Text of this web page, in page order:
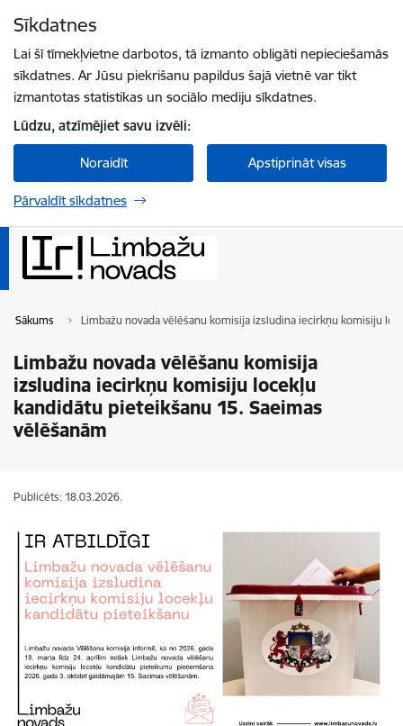
Sīkdatnes
Lai šī tīmekļvietne darbotos, tā izmanto obligāti nepieciešamās
sīkdatnes. Ar Jūsu piekrišanu papildus šajā vietnē var tikt
izmantotas statistikas un sociālo mediju sīkdatnes.
Lūdzu, atzīmējiet savu izvēli:
Noraidīt Apstiprināt visas
Pārvaldīt sīkdatnes
Sākums Limbažu novada vēlēšanu komisija izsludina iecirkņu komisiju
Limbažu novada vēlēšanu komisija
izsludina iecirkņu komisiju locekļu
kandidātu pieteikšanu 15. Saeimas
vēlēšanām
Publicēts: 18.03.2026.